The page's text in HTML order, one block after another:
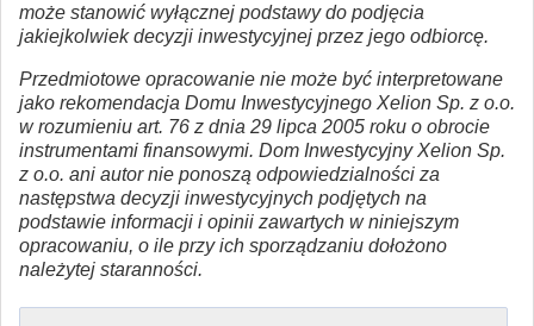
może stanowić wyłącznej podstawy do podjęcia
jakiejkolwiek decyzji inwestycyjnej przez jego odbiorcę.
Przedmiotowe opracowanie nie może być interpretowane
jako rekomendacja Domu Inwestycyjnego Xelion Sp. z o.o.
w rozumieniu art. 76 z dnia 29 lipca 2005 roku o obrocie
instrumentami finansowymi. Dom Inwestycyjny Xelion Sp.
z o.o. ani autor nie ponoszą odpowiedzialności za
następstwa decyzji inwestycyjnych podjętych na
podstawie informacji i opinii zawartych w niniejszym
opracowaniu, o ile przy ich sporządzaniu dołożono
należytej staranności.